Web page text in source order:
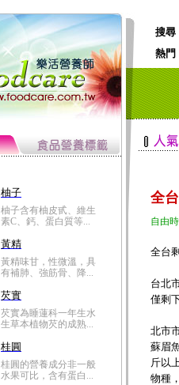
搜尋
熱門
柚子
柚子含有柚皮甙、維生
素C、鈣、蛋白質等...
黃精
黃精味甘，性微溫，具
有補肺、強筋骨、降...
芡實
芡實為睡蓮科一年生水
生草本植物芡的成熟...
桂圓
桂圓的營養成分非一般
水果可比，含有蛋白...
全
自由
全台
台北
僅剩
北市
蘇眉
斤以
物種